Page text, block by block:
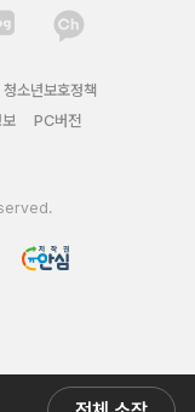
청소년보호정책
PC버전